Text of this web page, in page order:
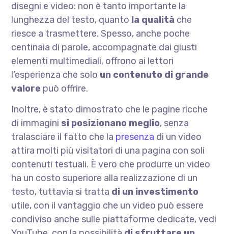
disegni e video: non è tanto importante la
lunghezza del testo, quanto la qualità che
riesce a trasmettere. Spesso, anche poche
centinaia di parole, accompagnate dai giusti
elementi multimediali, offrono ai lettori
l’esperienza che solo un contenuto di grande
valore può offrire.
Inoltre, è stato dimostrato che le pagine ricche
di immagini si posizionano meglio, senza
tralasciare il fatto che la presenza di un video
attira molti più visitatori di una pagina con soli
contenuti testuali. È vero che produrre un video
ha un costo superiore alla realizzazione di un
testo, tuttavia si tratta di un investimento
utile, con il vantaggio che un video può essere
condiviso anche sulle piattaforme dedicate, vedi